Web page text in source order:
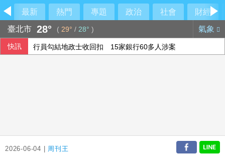
最新 熱門 專題 政治 社會
財經
臺北市 28° ( 29° / 28° ) 氣象
快訊 行員勾結地政士收回扣 15家銀行60多人涉案
2026-06-04 | 周刊王